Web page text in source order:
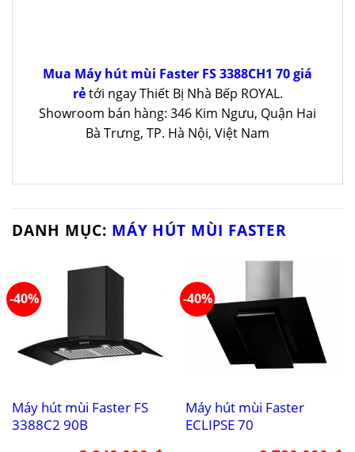
Mua Máy hút mùi Faster FS 3388CH1 70 giá
rẻtới ngay Thiết Bị Nhà Bếp ROYAL.
Showroom bán hàng: 346 Kim Ngưu, Quận Hai
Bà Trưng, TP. Hà Nội, Việt Nam
DANH MỤC: MÁY HÚT MÙI FASTER
-40%
Máy hút mùi Faster FS
3388C2 90B
-40%
Máy hút mùi Faster
ECLIPSE 70